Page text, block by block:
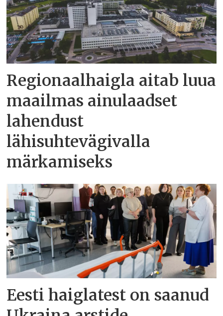
Regionaalhaigla aitab luua
maailmas ainulaadset
lahendust
lähisuhtevägivalla
märkamiseks
Eesti haiglatest on saanud